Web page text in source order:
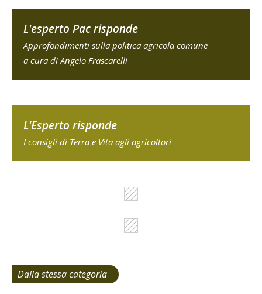
L'esperto Pac risponde
Approfondimenti sulla politica agricola comune
a cura di Angelo Frascarelli
L'Esperto risponde
I consigli di Terra e Vita agli agricoltori
Dalla stessa categoria